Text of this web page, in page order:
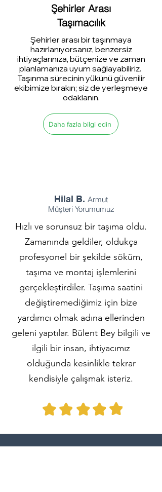
Şehirler Arası
Taşımacılık
Şehirler arası bir taşınmaya
hazırlanıyorsanız, benzersiz
ihtiyaçlarınıza, bütçenize ve zaman
planlamanıza uyum sağlayabiliriz.
Taşınma sürecinin yükünü güvenilir
ekibimize bırakın; siz de yerleşmeye
odaklanın.
Daha fazla bilgi edin
Hilal B. Armut
Müşteri Yorumumuz
Hızlı ve sorunsuz bir taşıma oldu.
Zamanında geldiler, oldukça
profesyonel bir şekilde söküm,
taşıma ve montaj işlemlerini
gerçekleştirdiler. Taşıma saatini
değiştiremediğimiz için bize
yardımcı olmak adına ellerinden
geleni yaptılar. Bülent Bey bilgili ve
ilgili bir insan, ihtiyacımız
olduğunda kesinlikle tekrar
kendisiyle çalışmak isteriz.